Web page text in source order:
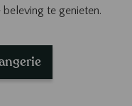
beleving te genieten.